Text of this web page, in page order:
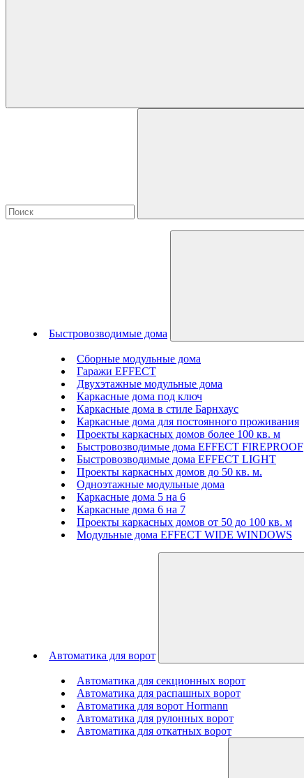
Быстровозводимые дома
Сборные модульные дома
Гаражи EFFECT
Двухэтажные модульные дома
Каркасные дома под ключ
Каркасные дома в стиле Барнхаус
Каркасные дома для постоянного проживания
Проекты каркасных домов более 100 кв. м
Быстровозводимые дома EFFECT FIREPROOF
Быстровозводимые дома EFFECT LIGHT
Проекты каркасных домов до 50 кв. м.
Одноэтажные модульные дома
Каркасные дома 5 на 6
Каркасные дома 6 на 7
Проекты каркасных домов от 50 до 100 кв. м
Модульные дома EFFECT WIDE WINDOWS
Автоматика для ворот
Автоматика для секционных ворот
Автоматика для распашных ворот
Автоматика для ворот Hormann
Автоматика для рулонных ворот
Автоматика для откатных ворот